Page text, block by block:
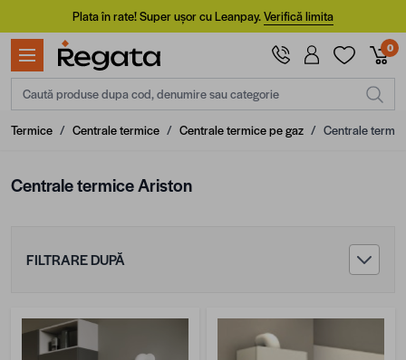
Mergi la ConținutPlata în rate! Super ușor cu Leanpay.Verifică limita
0
Caută produse dupa cod, denumire sau categorie
Termice / Centrale termice / Centrale termice pe gaz / Centrale
Centrale termice Ariston
FILTRARE DUPĂ